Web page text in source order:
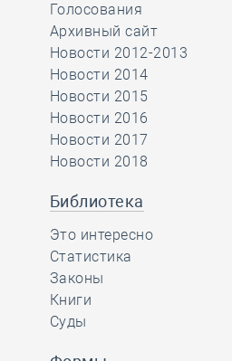
Голосования
Архивный сайт
Новости 2012-2013
Новости 2014
Новости 2015
Новости 2016
Новости 2017
Новости 2018
Библиотека
Это интересно
Статистика
Законы
Книги
Суды